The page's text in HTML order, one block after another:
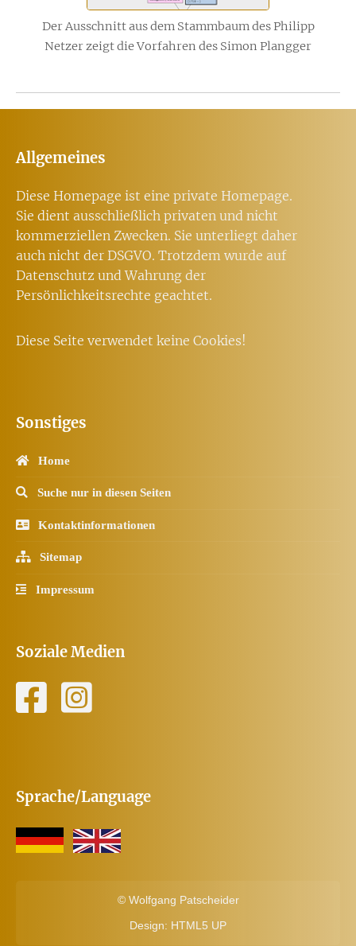
Der Ausschnitt aus dem Stammbaum des Philipp
Netzer zeigt die Vorfahren des Simon Plangger
Allgemeines
Diese Homepage ist eine private Homepage.
Sie dient ausschließlich privaten und nicht
kommerziellen Zwecken. Sie unterliegt daher
auch nicht der DSGVO. Trotzdem wurde auf
Datenschutz und Wahrung der
Persönlichkeitsrechte geachtet.
Diese Seite verwendet keine Cookies!
Sonstiges
Home
Suche nur in diesen Seiten
Kontaktinformationen
Sitemap
Impressum
Soziale Medien
Sprache/Language
© Wolfgang Patscheider
Design: HTML5 UP